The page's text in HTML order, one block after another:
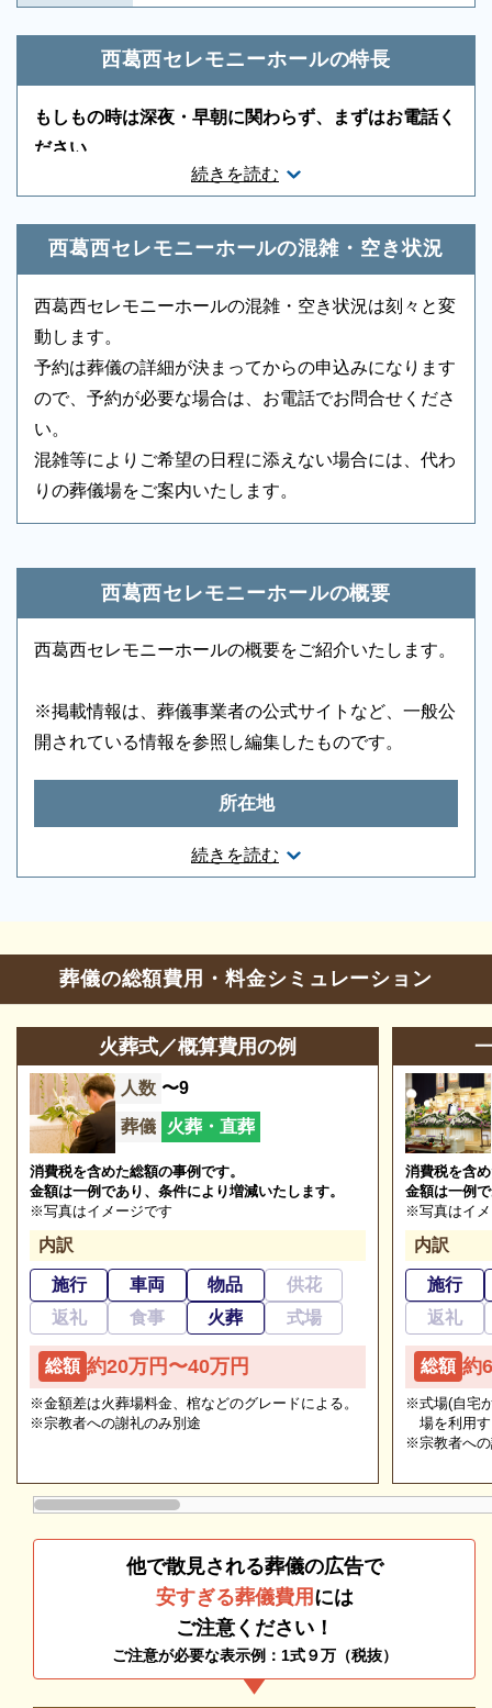
友人葬対応 ○ 社葬対応 -
音響、照明設備 ○
親族控室 ○ 宗教者控室 ○
浴室 貸布団
アメニティセット - 冷蔵庫
テレビ - 多目的トイレ
バリアフリー意識 ○ エントランス
ロビー
西葛西セレモニーホールの特長
続きを読む
もしもの時は深夜・早朝に関わらず、まずはお電話く
ださい
ご状況・ご希望などをお伺いしながら段取りを進めま
配、ご安置先（霊安室・安置室）などについても、ご
案内をいたします。
霊柩車などの手配をはじめ、必要な葬具（祭壇、棺、
ドライアイス）などを、ご希望にあわせてご用意いた
します。また、市区役所への死亡届なども代行できま
のある方でもわからないことが多いものです。少しで
も不安や心配事があれば、些細と思われることでも遠
慮なくご相談ください。相談によりイメージが浮かん
で理解が進めば、必要・不要の判断もつきやすくなり
ます。
追加料金の心配がない総額費用を提示します
人数・式場・火葬場などの各種条件やご要望、ご事情
にあわせて、お見積りを作成いたします。葬儀を施行
する前に総額費用をご確認いただき、それぞれの内訳
ただいてから施行いたしますのでご安心ください。
西葛西セレモニーホールの混雑・空き状況
西葛西セレモニーホールの混雑・空き状況は刻々と変
動します。
予約は葬儀の詳細が決まってからの申込みになります
ので、予約が必要な場合は、お電話でお問合せくださ
い。
混雑等によりご希望の日程に添えない場合には、代わ
りの葬儀場をご案内いたします。
続きを読む
西葛西セレモニーホールの概要
西葛西セレモニーホールの概要をご紹介いたします。
※掲載情報は、葬儀事業者の公式サイトなど、一般公
開されている情報を参照し編集したものです。
所在地
東京都江戸川区西葛西6丁目12-16
葬儀の相談 0120-24-1234
参列等のお問合せ 03-3689-2195
営業時間 24時間営業
定休日
※2024/11/01時点
西葛西セレモニーホールの葬儀の種類
西葛西セレモニーホールで執り行える葬儀の種類をご
紹介いたします。
西葛西セレモニーホールの一般葬
西葛西セレモニーホールは「一般葬」に対応していま
す。
西葛西セレモニーホールの一般葬のおすすめポイント
一般葬専用プランあり
社葬などの団体葬に対応可能
一般葬は、宗教儀礼に沿って執り行う一般的な葬儀形
態です。
葬儀の総額費用・料金シミュレーション
火葬式／概算費用の例
人数 〜9
葬儀 火葬・直葬
消費税を含めた総額の事例です。
金額は一例であり、条件により増減いたします。
※写真はイメージです
内訳
施行 車両 物品
供花
返礼
食事 火葬 式場
総額 約20万円〜40万円
※金額差は火葬場料金、棺などのグレードによる。
※宗教者への謝礼のみ別途
消費税を含
金額は一例
※写真はイ
内訳
施行
返礼
総額 約
※式場(自宅
場を利用
※宗教者へ
他で散見される葬儀の広告で
安すぎる葬儀費用 には
ご注意ください！
ご注意が必要な表示例：1式９万（税抜）